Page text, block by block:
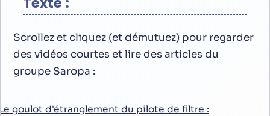
Scrollez et cliquez (et démutuez) pour regarder
des vidéos courtes et lire des articles du
groupe Saropa :
goulot d'étranglement du pilote de filtre :